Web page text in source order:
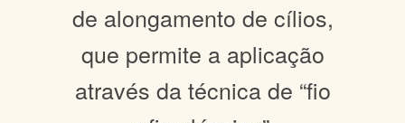
de alongamento de cílios,
que permite a aplicação
através da técnica de “fio